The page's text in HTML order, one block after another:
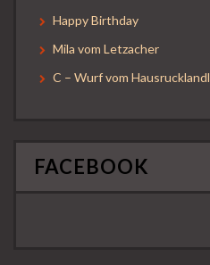
Happy Birthday
Mila vom Letzacher
C – Wurf vom Hausrucklandl
FACEBOOK